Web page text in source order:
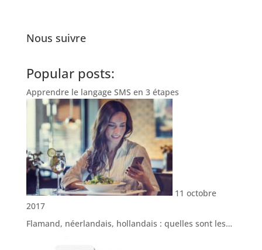
Nous suivre
Popular posts:
Apprendre le langage SMS en 3 étapes
11 octobre
2017
Flamand, néerlandais, hollandais : quelles sont les…